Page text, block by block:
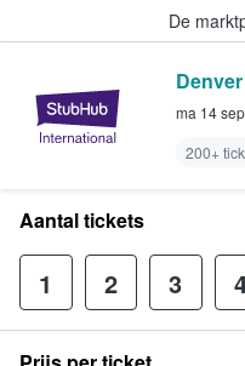
De
ma 14
200+
Aantal tickets
1 2 3